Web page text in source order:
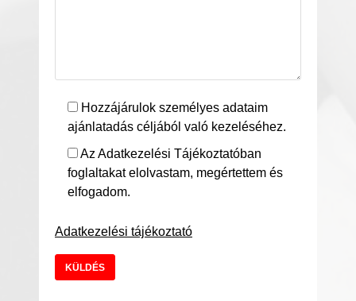
Hozzájárulok személyes adataim
ajánlatadás céljából való kezeléséhez.
Az Adatkezelési Tájékoztatóban
foglaltakat elolvastam, megértettem és
elfogadom.
Adatkezelési tájékoztató